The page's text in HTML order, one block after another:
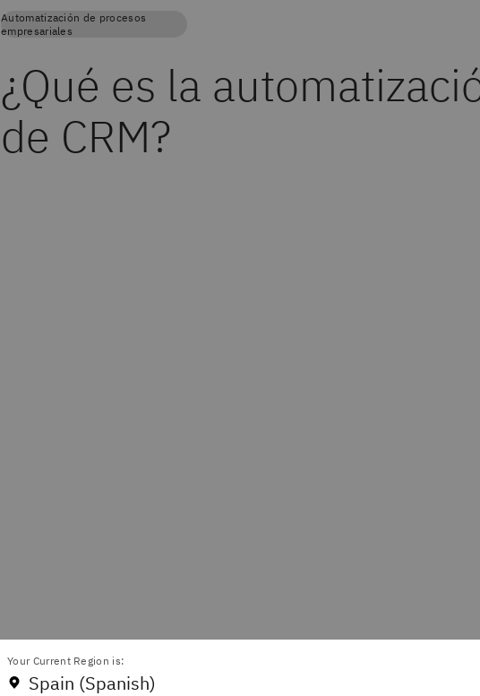
Automatización de procesos
empresariales
¿Qué es la
de CRM?
Autores
Your Current Region is:
Spain (Spanish)